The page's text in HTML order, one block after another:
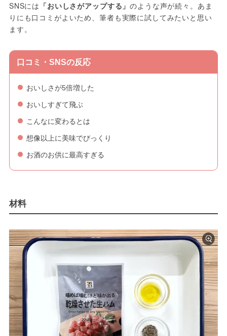
SNSには 「おいしさがアップする」のような声が続々。あま
りにも口コミがよいため、筆者も実際に試してみたいと思い
ます。
口コミ・SNSの反応
おいしさが5倍増した
おいしすぎて飛ぶ
こんなに変わるとは
想像以上に美味でびっくり
お酒のお供に最高すぎる
材料